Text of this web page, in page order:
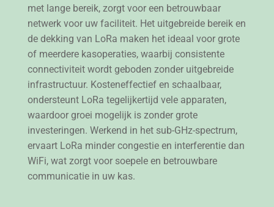
met lange bereik, zorgt voor een betrouwbaar
netwerk voor uw faciliteit. Het uitgebreide bereik en
de dekking van LoRa maken het ideaal voor grote
of meerdere kasoperaties, waarbij consistente
connectiviteit wordt geboden zonder uitgebreide
infrastructuur. Kosteneffectief en schaalbaar,
ondersteunt LoRa tegelijkertijd vele apparaten,
waardoor groei mogelijk is zonder grote
investeringen. Werkend in het sub-GHz-spectrum,
ervaart LoRa minder congestie en interferentie dan
WiFi, wat zorgt voor soepele en betrouwbare
communicatie in uw kas.